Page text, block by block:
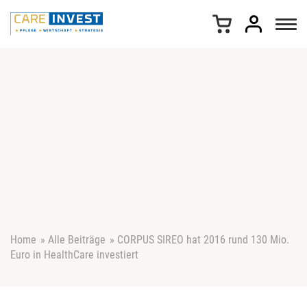
Home » Alle Beiträge » CORPUS SIREO hat 2016 rund 130 Mio.
Euro in HealthCare investiert